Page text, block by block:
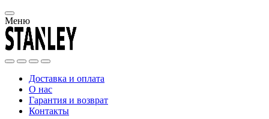
Меню
Доставка и оплата
О нас
Гарантия и возврат
Контакты